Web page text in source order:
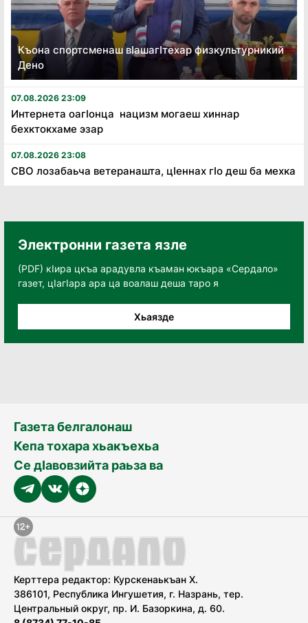
Къона спортсменаш вӏашагӏтехар физкультурникий
Дено
07.08.2026 23:09
Интернета оагӏонца нацизм могаеш хиннар
бехктокхаме эзар
07.08.2026 23:08
СВО лозабаьча ветеранашта, цӏеннах гӏо деш ба мехка
Электронни газета язле
(PDF) кӀира цкъа арадувла къаман юкъара «Сердало»
газет, цӀагӀара ара ца воалаш деша таро я
Хьаязде
Газета белгалонаш
Кепа тохара хьакъехьа
Се дӀавовзийта раьза ва
Керттера редактор: Курскенаькъан Х.
386101, Республика Ингушетия, г. Назрань, тер.
Центральный округ, пр. И. Базоркина, д. 60.